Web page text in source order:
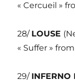
« Cercueil »
28/ LOUSE
« Suffer »
29/ INFERNO